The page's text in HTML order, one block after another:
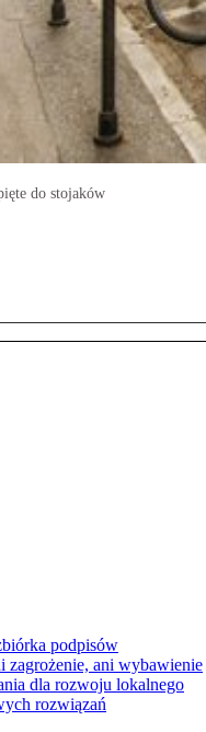
do stojaków
podpisów
zagrożenie, ani wybawienie
dla rozwoju lokalnego
rozwiązań